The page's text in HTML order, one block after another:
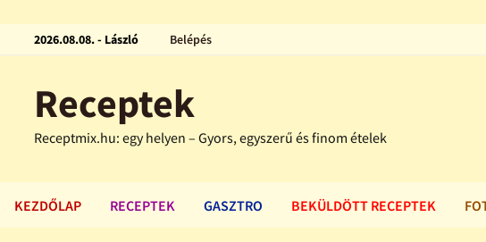
2026.08.08. - László Belépés
Receptek
Receptmix.hu: egy helyen – Gyors, egyszerű és finom ételek
KEZDŐLAP RECEPTEK GASZTRO BEKÜLDÖTT RECEPTEK